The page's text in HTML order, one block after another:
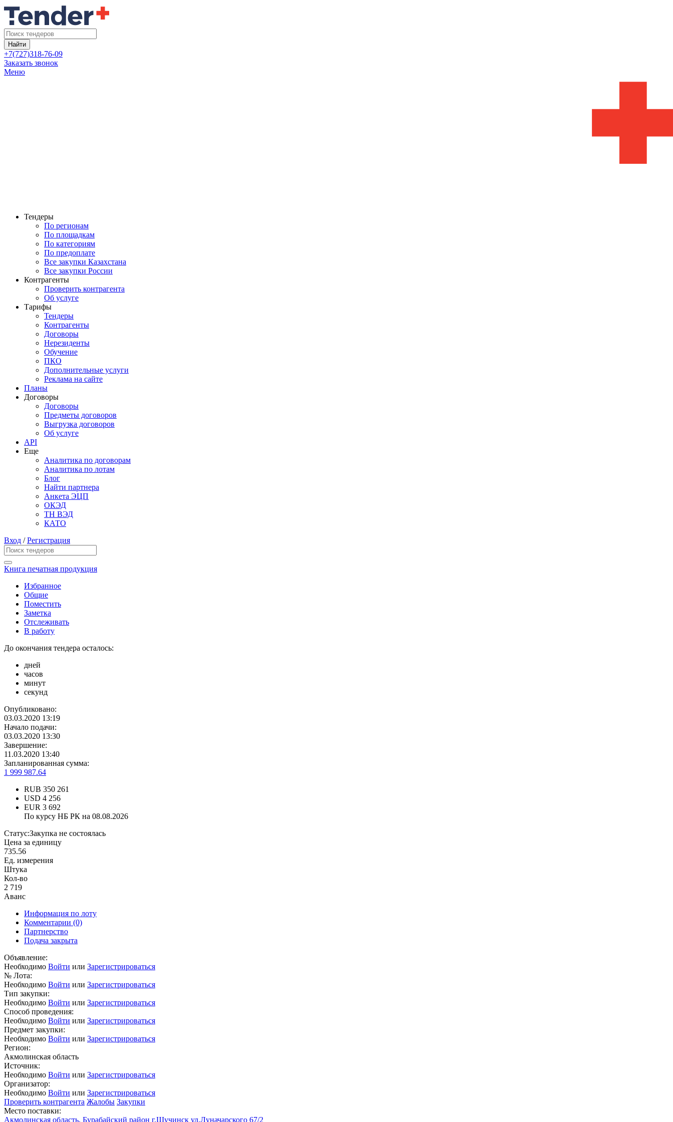
Найти
+7(727)318-76-09
Заказать звонок
Меню
Тендеры
По регионам
По площадкам
По категориям
По предоплате
Все закупки Казахстана
Все закупки России
Контрагенты
Проверить контрагента
Об услуге
Тарифы
Тендеры
Контрагенты
Договоры
Нерезиденты
Обучение
ПКО
Дополнительные услуги
Реклама на сайте
Планы
Договоры
Договоры
Предметы договоров
Выгрузка договоров
Об услуге
API
Еще
Аналитика по договорам
Аналитика по лотам
Блог
Найти партнера
Анкета ЭЦП
ОКЭД
ТН ВЭД
КАТО
Вход /Регистрация
Книга печатная продукция
Избранное
Общие
Поместить
Заметка
Отслеживать
В работу
До окончания тендера осталось:
дней
часов
минут
секунд
Опубликовано:
03.03.2020 13:19
Начало подачи:
03.03.2020 13:30
Завершение:
11.03.2020 13:40
Запланированная сумма:
1 999 987.64
RUB 350 261
USD 4 256
EUR 3 692
По курсу НБ РК на 08.08.2026
Статус:Закупка не состоялась
Цена за единицу
735.56
Ед. измерения
Штука
Кол-во
2 719
Аванс
Информация по лоту
Комментарии (0)
Партнерство
Подача закрыта
Объявление:
Необходимо Войти или Зарегистрироваться
№ Лота:
Необходимо Войти или Зарегистрироваться
Тип закупки:
Необходимо Войти или Зарегистрироваться
Способ проведения:
Необходимо Войти или Зарегистрироваться
Предмет закупки:
Необходимо Войти или Зарегистрироваться
Регион:
Акмолинская область
Источник:
Необходимо Войти или Зарегистрироваться
Организатор:
Необходимо Войти или Зарегистрироваться
Проверить контрагента Жалобы Закупки
Место поставки:
Акмолинская область, Бурабайский район г.Щучинск ул.Луначарского 67/2